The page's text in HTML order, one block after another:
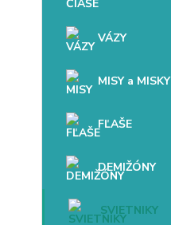
VÁZY
MISY a MISKY
FĽAŠE
DEMIŽÓNY
SVIETNIKY